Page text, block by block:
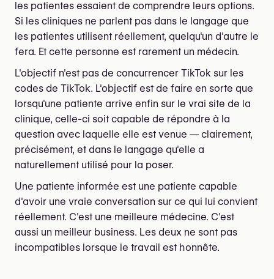
les patientes essaient de comprendre leurs options.
Si les cliniques ne parlent pas dans le langage que
les patientes utilisent réellement, quelqu'un d'autre le
fera. Et cette personne est rarement un médecin.
L'objectif n'est pas de concurrencer TikTok sur les
codes de TikTok. L'objectif est de faire en sorte que
lorsqu'une patiente arrive enfin sur le vrai site de la
clinique, celle-ci soit capable de répondre à la
question avec laquelle elle est venue — clairement,
précisément, et dans le langage qu'elle a
naturellement utilisé pour la poser.
Une patiente informée est une patiente capable
d'avoir une vraie conversation sur ce qui lui convient
réellement. C'est une meilleure médecine. C'est
aussi un meilleur business. Les deux ne sont pas
incompatibles lorsque le travail est honnête.